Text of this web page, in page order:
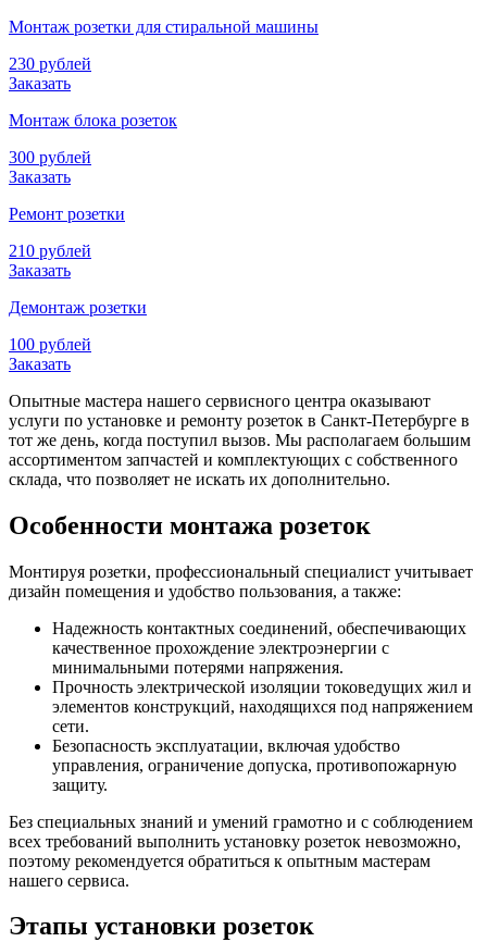
Монтаж розетки для стиральной машины
230 рублей
Заказать
Монтаж блока розеток
300 рублей
Заказать
Ремонт розетки
210 рублей
Заказать
Демонтаж розетки
100 рублей
Заказать
Опытные мастера нашего сервисного центра оказывают
услуги по установке и ремонту розеток в Санкт-Петербурге в
тот же день, когда поступил вызов. Мы располагаем большим
ассортиментом запчастей и комплектующих с собственного
склада, что позволяет не искать их дополнительно.
Особенности монтажа розеток
Монтируя розетки, профессиональный специалист учитывает
дизайн помещения и удобство пользования, а также:
Надежность контактных соединений, обеспечивающих
качественное прохождение электроэнергии с
минимальными потерями напряжения.
Прочность электрической изоляции токоведущих жил и
элементов конструкций, находящихся под напряжением
сети.
Безопасность эксплуатации, включая удобство
управления, ограничение допуска, противопожарную
защиту.
Без специальных знаний и умений грамотно и с соблюдением
всех требований выполнить установку розеток невозможно,
поэтому рекомендуется обратиться к опытным мастерам
нашего сервиса.
Этапы установки розеток